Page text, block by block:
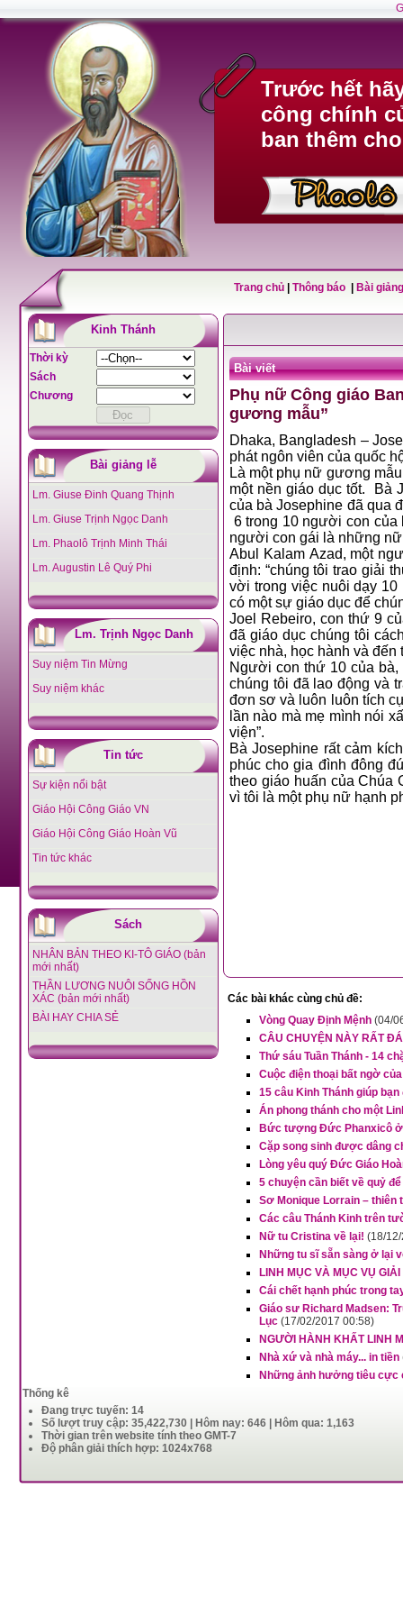
Trước hết
công chính
ban thêm cho
Trang chủ Thông báo Bài
Kinh Thánh
Thời kỳ
Sách
Chương
Bài giảng lễ
Lm. Giuse Đinh Quang Thịnh
Lm. Giuse Trịnh Ngọc Danh
Lm. Phaolô Trịnh Minh Thái
Lm. Augustin Lê Quý Phi
Lm. Trịnh Ngọc Danh
Suy niệm Tin Mừng
Suy niệm khác
Tin tức
Sự kiện nổi bật
Giáo Hội Công Giáo VN
Giáo Hội Công Giáo Hoàn Vũ
Tin tức khác
Sách
NHÂN BẢN THEO KI-TÔ GIÁO (bản
mới nhất)
THẦN LƯƠNG NUÔI SỐNG HỒN
XÁC (bản mới nhất)
BÀI HAY CHIA SẺ
Bài viết
Phụ nữ Công giáo
gương mẫu”
Dhaka, Bangladesh –
phát ngôn viên của quốc
Là một phụ nữ gương
một nền giáo dục tốt. Bà
của bà Josephine đã qua
6 trong 10 người con của
người con gái là những
Abul Kalam Azad, một
định: “chúng tôi trao giải
vời trong việc nuôi dạy
có một sự giáo dục để
Joel Rebeiro, con thứ 9
đã giáo dục chúng tôi
việc nhà, học hành và
Người con thứ 10 của bà,
chúng tôi đã lao động và
đơn sơ và luôn luôn tích
lần nào mà mẹ mình nói
viện”.
Bà Josephine rất cảm
phúc cho gia đình đông
theo giáo huấn của Chúa
vì tôi là một phụ nữ hạnh
Các bài khác cùng chủ đề:
Vòng Quay Định Mệnh (04/
CÂU CHUYỆN NÀY RẤT
Thứ sáu Tuần Thánh - 14
Cuộc điện thoại bất ngờ
15 câu Kinh Thánh giúp
Án phong thánh cho một
Bức tượng Đức Phanxicô
Cặp song sinh được dâng
Lòng yêu quý Đức Giáo
5 chuyện cần biết về quỷ
Sơ Monique Lorrain – thiên
Các câu Thánh Kinh trên
Nữ tu Cristina về lại! (18/
Những tu sĩ sẵn sàng ở lại
LINH MỤC VÀ MỤC VỤ GIẢI
Cái chết hạnh phúc trong
Giáo sư Richard Madsen:
Lục (17/02/2017 00:58)
NGƯỜI HÀNH KHẤT LINH
Nhà xứ và nhà máy... in tiền
Những ảnh hưởng tiêu cực
Thống kê
Đang trực tuyến: 14
Số lượt truy cập: 35,422,730 | Hôm nay: 646 | Hôm qua: 1,163
Thời gian trên website tính theo GMT-7
Độ phân giải thích hợp: 1024x768